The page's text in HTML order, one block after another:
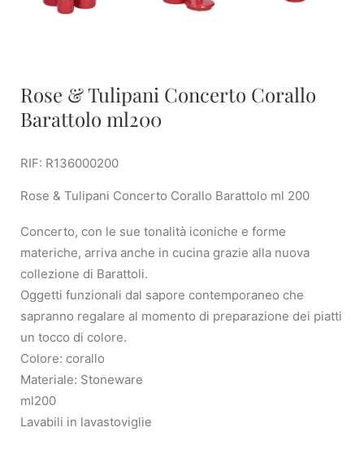
Rose & Tulipani Concerto Corallo
Barattolo ml200
RIF: R136000200
Rose & Tulipani Concerto Corallo Barattolo ml 200
Concerto, con le sue tonalità iconiche e forme
materiche, arriva anche in cucina grazie alla nuova
collezione di Barattoli.
Oggetti funzionali dal sapore contemporaneo che
sapranno regalare al momento di preparazione dei piatti
un tocco di colore.
Colore: corallo
Materiale: Stoneware
ml200
Lavabili in lavastoviglie